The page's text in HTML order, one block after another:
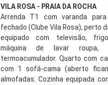
VILA ROSA - PRAIA DA ROCHA
Arrenda T1 com varanda
fechado (Clube Vila Rosa), perto
equipado com televisão,
máquina de lavar roupa,
termoacumulador. Quarto com
com 1 sofá-cama (aberto
almofadas. Cozinha equipada